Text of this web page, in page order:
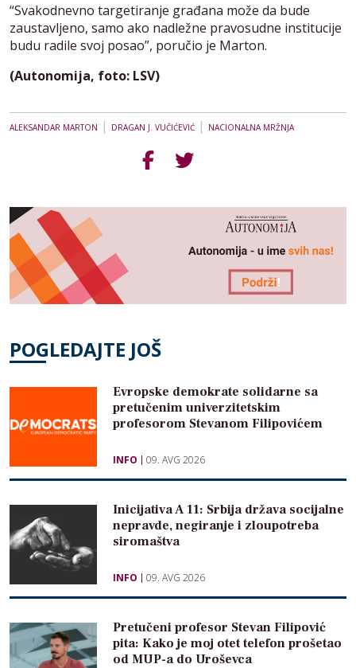
“Svakodnevno targetiranje građana može da bude
zaustavljeno, samo ako nadležne pravosudne institucije
budu radile svoj posao”, poručio je Marton.
(Autonomija, foto: LSV)
ALEKSANDAR MARTON | DRAGAN J. VUČIĆEVIĆ | NACIONALNA MRŽNJA
POGLEDAJTE JOŠ
Evropske demokrate solidarne sa
pretučenim univerzitetskim
profesorom Stevanom Filipovićem
INFO 09. AVG 2026
Inicijativa A 11: Srbija država socijalne
nepravde, negiranje i zloupotreba
siromaštva
INFO 09. AVG 2026
Pretučeni profesor Stevan Filipović
pita: Kako je moj otet telefon prošetao
od MUP-a do Uroševca